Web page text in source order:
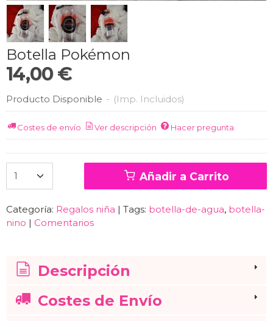
Botella Pokémon
14,00 €
Producto Disponible - (Imp. Incluidos)
Costes de envío Ver descripción Hacer pregunta
Añadir a Carrito
Categoría: Regalos niña | Tags: botella-de-agua botella-
nino | Comentarios
Descripción
Costes de Envío